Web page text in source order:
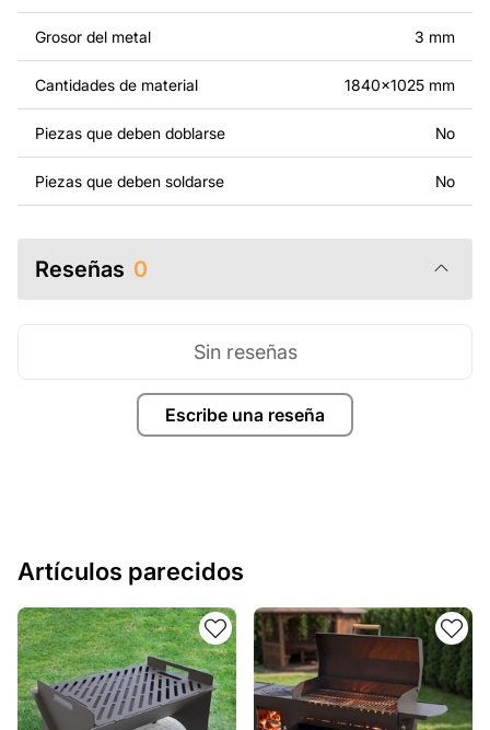
un producto de metal, ponte en contacto con nosotros.
Si tienes alguna pregunta o necesitas ayuda, ponte en
siempre listos para ayudarte.
Grosor del metal 3 mm
Cantidades de material 1840x1025 mm
Piezas que deben doblarse No
Piezas que deben soldarse No
Reseñas 0
Escribe una reseña
Sin reseñas
Artículos parecidos